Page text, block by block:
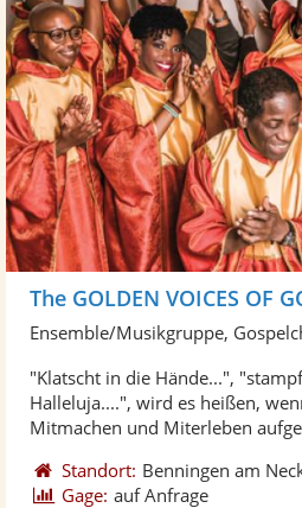
The GOLDEN VOICES OF
Ensemble/Musikgruppe,
"Klatscht in die Hände...",
Halleluja....", wird es heißen,
Mitmachen und Miterleben
Standort: Benningen am
Gage: auf Anfrage